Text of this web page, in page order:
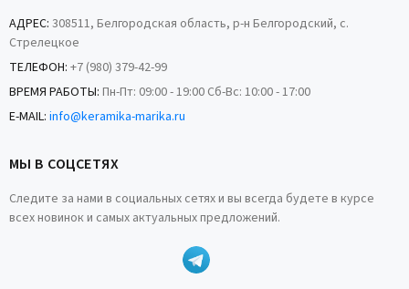
АДРЕС: 308511, Белгородская область, р-н Белгородский, с.
Стрелецкое
ТЕЛЕФОН: +7 (980) 379-42-99
ВРЕМЯ РАБОТЫ: Пн-Пт: 09:00 - 19:00 Сб-Вс: 10:00 - 17:00
E-MAIL: info@keramika-marika.ru
МЫ В СОЦСЕТЯХ
Следите за нами в социальных сетях и вы всегда будете в курсе
всех новинок и самых актуальных предложений.